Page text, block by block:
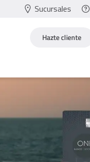
Sucursales
Hazte cliente